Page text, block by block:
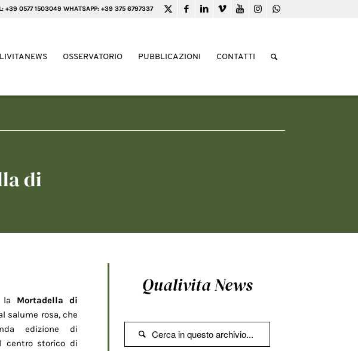
+39 0577 1503049 WHATSAPP: +39 375 6797337
OSSERVATORIO PUBBLICAZIONI CONTATTI
di
la Mortadella di
salume rosa, che
edizione di
centro storico di
Qualivita News
